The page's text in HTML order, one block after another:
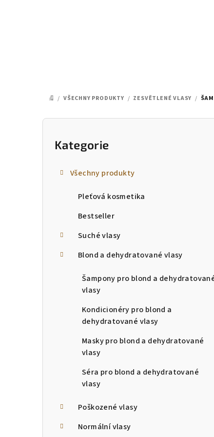
DOMŮ
/ VŠECHNY PRODUKTY / ZESVĚTLENÉ VLASY /
P
Přeskočit
kategorie
Kategorie
Všechny produkty
Pleťová kosmetika
Bestseller
Suché vlasy
Blond a dehydratované vlasy
Šampony pro blond a
vlasy
Kondicionéry pro blond a
dehydratované vlasy
Masky pro blond a dehydratované
vlasy
Séra pro blond a dehydratované
vlasy
Poškozené vlasy
Normální vlasy